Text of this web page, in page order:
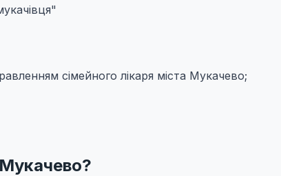
сімейного лікаря міста Мукачево;